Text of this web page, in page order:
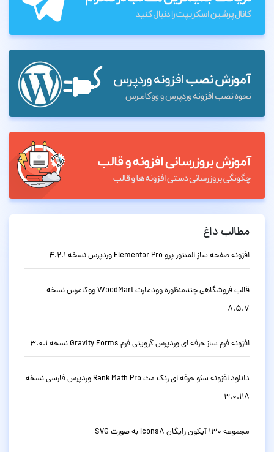
مطالب داغ
افزونه صفحه ساز المنتور پرو Elementor Pro وردپرس نسخه 4.2.1
قالب فروشگاهی چندمنظوره وودمارت WoodMart ووکامرس نسخه
8.5.7
افزونه فرم ساز حرفه ای وردپرس گرویتی فرم Gravity Forms نسخه 3.0.1
دانلود افزونه سئو حرفه ای رنک مث Rank Math Pro وردپرس فارسی نسخه
3.0.118
مجموعه 130 آیکون رایگان Icons8 به صورت SVG